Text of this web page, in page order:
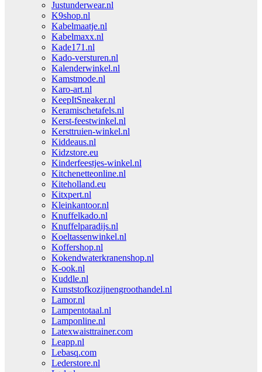
Justunderwear.nl
K9shop.nl
Kabelmaatje.nl
Kabelmaxx.nl
Kade171.nl
Kado-versturen.nl
Kalenderwinkel.nl
Kamstmode.nl
Karo-art.nl
KeepItSneaker.nl
Keramischetafels.nl
Kerst-feestwinkel.nl
Kersttruien-winkel.nl
Kiddeaus.nl
Kidzstore.eu
Kinderfeestjes-winkel.nl
Kitchenetteonline.nl
Kiteholland.eu
Kitxpert.nl
Kleinkantoor.nl
Knuffelkado.nl
Knuffelparadijs.nl
Koeltassenwinkel.nl
Koffershop.nl
Kokendwaterkranenshop.nl
K-ook.nl
Kuddle.nl
Kunststofkozijnengroothandel.nl
Lamor.nl
Lampentotaal.nl
Lamponline.nl
Latexwaisttrainer.com
Leapp.nl
Lebasq.com
Lederstore.nl